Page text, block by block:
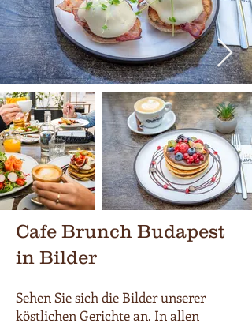
Cafe Brunch Budapest
in Bilder
Sehen Sie sich die Bilder unserer
köstlichen Gerichte an. In allen